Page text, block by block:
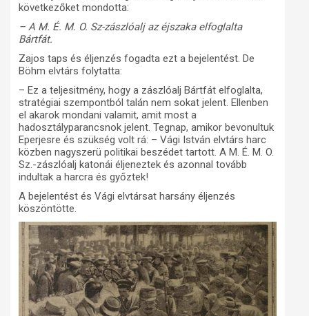
következőket mondotta:
– A M. É. M. O. Sz-zászlóalj az éjszaka elfoglalta
Bártfát.
Zajos taps és éljenzés fogadta ezt a bejelentést. De
Böhm elvtárs folytatta:
– Ez a teljesitmény, hogy a zászlóalj Bártfát elfoglalta,
stratégiai szempontból talán nem sokat jelent. Ellenben
el akarok mondani valamit, amit most a
hadosztályparancsnok jelent. Tegnap, amikor bevonultuk
Eperjesre és szükség volt rá: – Vági István elvtárs harc
közben nagyszerü politikai beszédet tartott. A M. É. M. O.
Sz.-zászlóalj katonái éljeneztek és azonnal tovább
indultak a harcra és győztek!
A bejelentést és Vági elvtársat harsány éljenzés
köszöntötte.